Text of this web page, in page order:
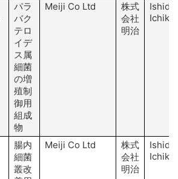
パラ
バク
テロ
イデ
ス属
細菌
の増
殖制
御用
組成
物
Meiji Co Ltd
株式
会社
明治
Ishida
腸内
細菌
叢改
Meiji Co Ltd
株式
会社
明治
Ishida